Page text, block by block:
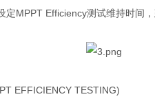
定MPPT Efficiency测试维持时间
EFFICIENCY TESTING)